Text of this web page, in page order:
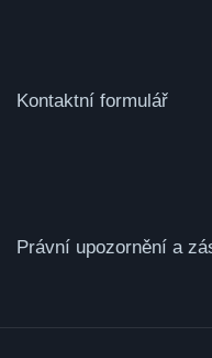
Kontaktní formulář
Právní upozornění a